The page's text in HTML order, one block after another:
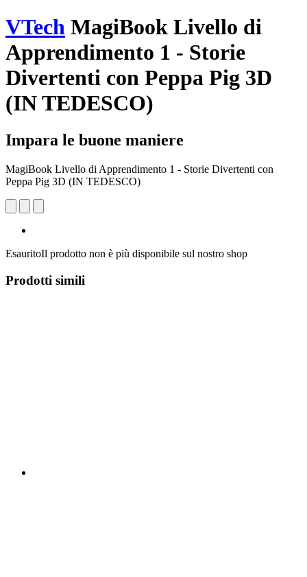
VTech MagiBook Livello di
Apprendimento 1 - Storie
Divertenti con Peppa Pig 3D
(IN TEDESCO)
Impara le buone maniere
MagiBook Livello di Apprendimento 1 - Storie Divertenti con
Peppa Pig 3D (IN TEDESCO)
EsauritoIl prodotto non è più disponibile sul nostro shop
Prodotti simili